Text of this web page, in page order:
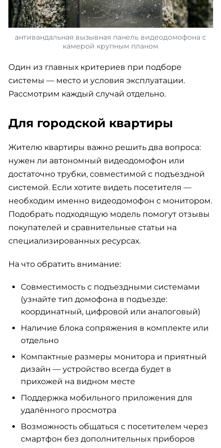
антивандальная вызывная панель видеодомофона с
камерой крупным планом
Один из главных критериев при подборе
системы — место и условия эксплуатации.
Рассмотрим каждый случай отдельно.
Для городской квартиры
Жителю квартиры важно решить два вопроса:
нужен ли автономный видеодомофон или
достаточно трубки, совместимой с подъездной
системой. Если хотите видеть посетителя —
необходим именно видеодомофон с монитором.
Подобрать подходящую модель помогут отзывы
покупателей и сравнительные статьи на
специализированных ресурсах.
На что обратить внимание:
Совместимость с подъездными системами
(узнайте тип домофона в подъезде:
координатный, цифровой или аналоговый)
Наличие блока сопряжения в комплекте или
отдельно
Компактные размеры монитора и приятный
дизайн — устройство всегда будет в
прихожей на видном месте
Поддержка мобильного приложения для
удалённого просмотра
Возможность общаться с посетителем через
смартфон без дополнительных приборов